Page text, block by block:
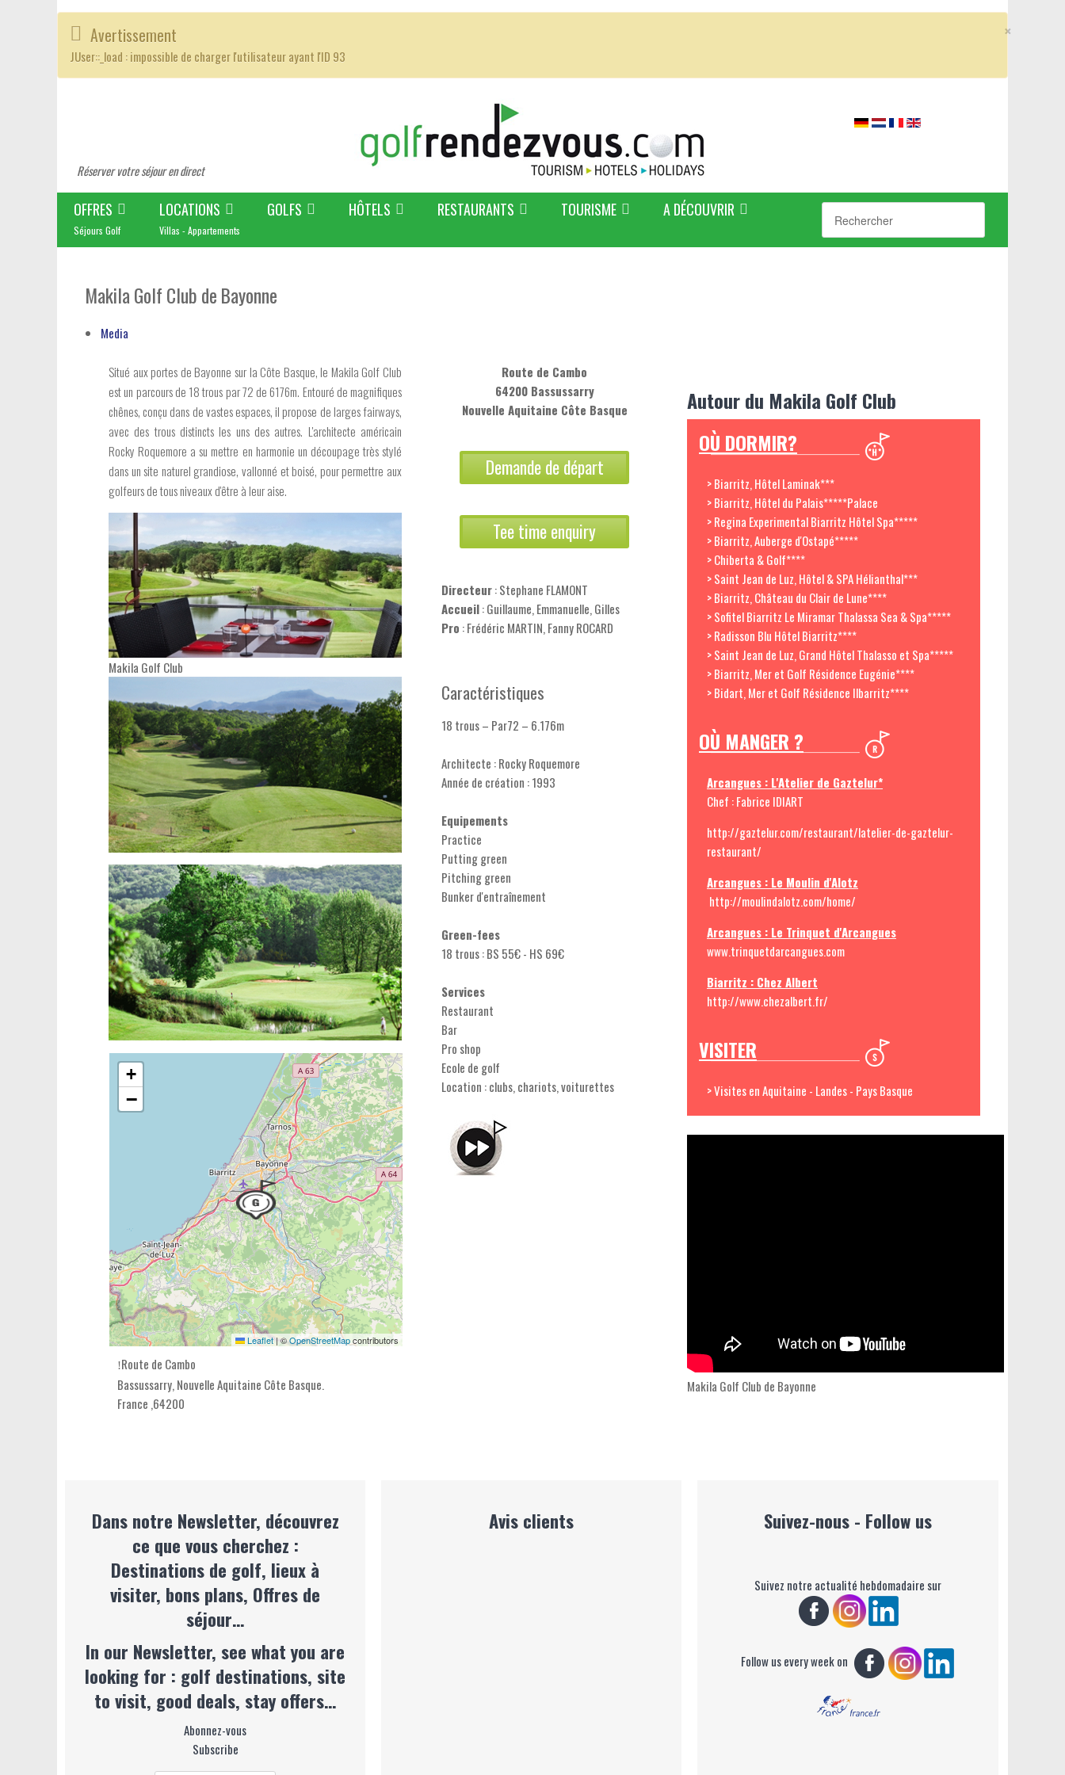
×
Avertissement
JUser::_load : impossible de charger l'utilisateur ayant l'ID 93
Réserver votre séjour en direct
OFFRES
Séjours Golf
LOCATIONS
Villas - Appartements
GOLFS HÔTELS RESTAURANTS TOURISME A DÉCOUVRIR
Makila Golf Club de Bayonne
Media
Situé aux portes de Bayonne sur la Côte Basque, le Makila Golf Club
est un parcours de 18 trous par 72 de 6176m. Entouré de magnifiques
chênes, conçu dans de vastes espaces, il propose de larges fairways,
avec des trous distincts les uns des autres. L'architecte américain
Rocky Roquemore a su mettre en harmonie un découpage très stylé
dans un site naturel grandiose, vallonné et boisé, pour permettre aux
golfeurs de tous niveaux d'être à leur aise.
Makila Golf Club
+
−
Leaflet|©OpenStreetMapcontributors
Route de Cambo
Bassussarry, Nouvelle Aquitaine Côte Basque.
France ,64200
Route de Cambo
64200 Bassussarry
Nouvelle Aquitaine Côte Basque
Demande de départ
Tee time enquiry
Directeur: Stephane FLAMONT
Accueil: Guillaume, Emmanuelle, Gilles
Pro : Frédéric MARTIN, Fanny ROCARD
Caractéristiques
18 trous – Par72 – 6.176m
Architecte : Rocky Roquemore
Année de création : 1993
Equipements
Practice
Putting green
Pitching green
Bunker d'entraînement
Green-fees
18 trous : BS 55€ - HS 69€
Services
Restaurant
Bar
Pro shop
Ecole de golf
Location : clubs, chariots, voiturettes
Autour du Makila Golf Club
OÙ DORMIR?
> Biarritz, Hôtel Laminak***
> Biarritz, Hôtel du Palais*****Palace
> Regina Experimental Biarritz Hôtel Spa*****
> Biarritz, Auberge d'Ostapé*****
> Chiberta & Golf****
> Saint Jean de Luz, Hôtel & SPA Hélianthal***
> Biarritz, Château du Clair de Lune****
> Sofitel Biarritz Le Miramar Thalassa Sea & Spa*****
> Radisson Blu Hôtel Biarritz****
> Saint Jean de Luz, Grand Hôtel Thalasso et Spa*****
> Biarritz, Mer et Golf Résidence Eugénie****
> Bidart, Mer et Golf Résidence Ilbarritz****
OÙ MANGER ?
Arcangues : L'Atelier de Gaztelur*
Chef : Fabrice IDIART
http://gaztelur.com/restaurant/latelier-de-gaztelur-
restaurant/
Arcangues : Le Moulin d'Alotz
http://moulindalotz.com/home/
Arcangues : Le Trinquet d'Arcangues
www.trinquetdarcangues.com
Biarritz : Chez Albert
http://www.chezalbert.fr/
VISITER
> Visites en Aquitaine - Landes - Pays Basque
Makila Golf Club de Bayonne
Dans notre Newsletter, découvrez
ce que vous cherchez :
Destinations de golf, lieux à
visiter, bons plans, Offres de
séjour…
In our Newsletter, see what you are
looking for : golf destinations, site
to visit, good deals, stay offers…
Abonnez-vous
Subscribe
Avis clients Suivez-nous - Follow us
Suivez notre actualité hebdomadaire sur
Follow us every week on